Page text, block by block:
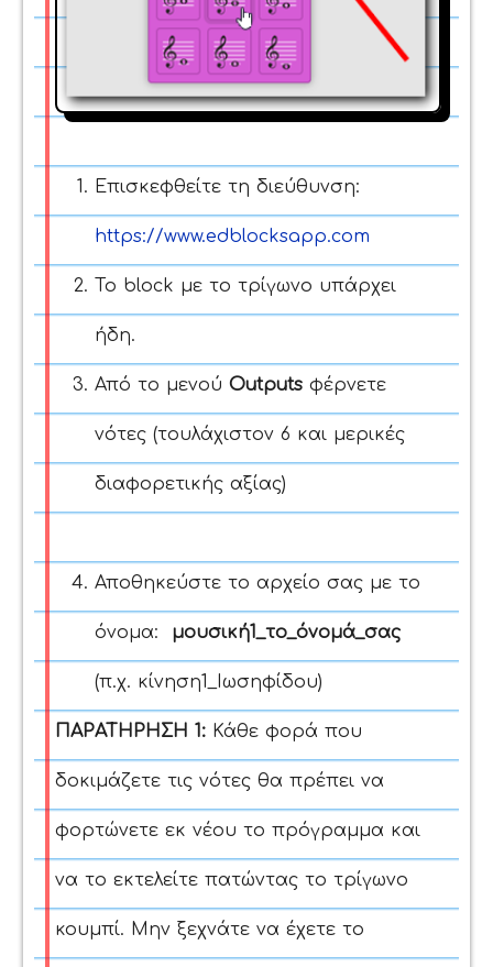
Επισκεφθείτε τη διεύθυνση:
https://www.edblocksapp.com
Το block με το τρίγωνο υπάρχει
ήδη.
Από το μενού Outputs φέρνετε
νότες (τουλάχιστον 6 και μερικές
διαφορετικής αξίας)
Αποθηκεύστε το αρχείο σας με το
όνομα: μουσική1_το_όνομά_σας
(π.χ. κίνηση1_Ιωσηφίδου)
ΠΑΡΑΤΗΡΗΣΗ 1: Κάθε φορά που
δοκιμάζετε τις νότες θα πρέπει να
φορτώνετε εκ νέου το πρόγραμμα και
να το εκτελείτε πατώντας το τρίγωνο
κουμπί. Μην ξεχνάτε να έχετε το